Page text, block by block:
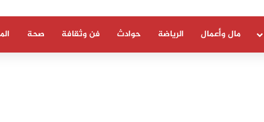
مال وأعمال الرياضة حوادث فن وثقافة صحة